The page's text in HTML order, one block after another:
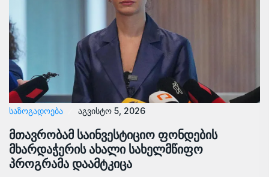
ᲡᲐᲖᲝᲒᲐᲓᲝᲔᲑᲐ აგვისტო 5, 2026
მთავრობამ საინვესტიციო ფონდების
მხარდაჭერის ახალი სახელმწიფო
პროგრამა დაამტკიცა